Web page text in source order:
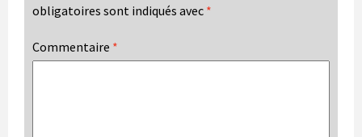
obligatoires sont indiqués avec *
Commentaire *